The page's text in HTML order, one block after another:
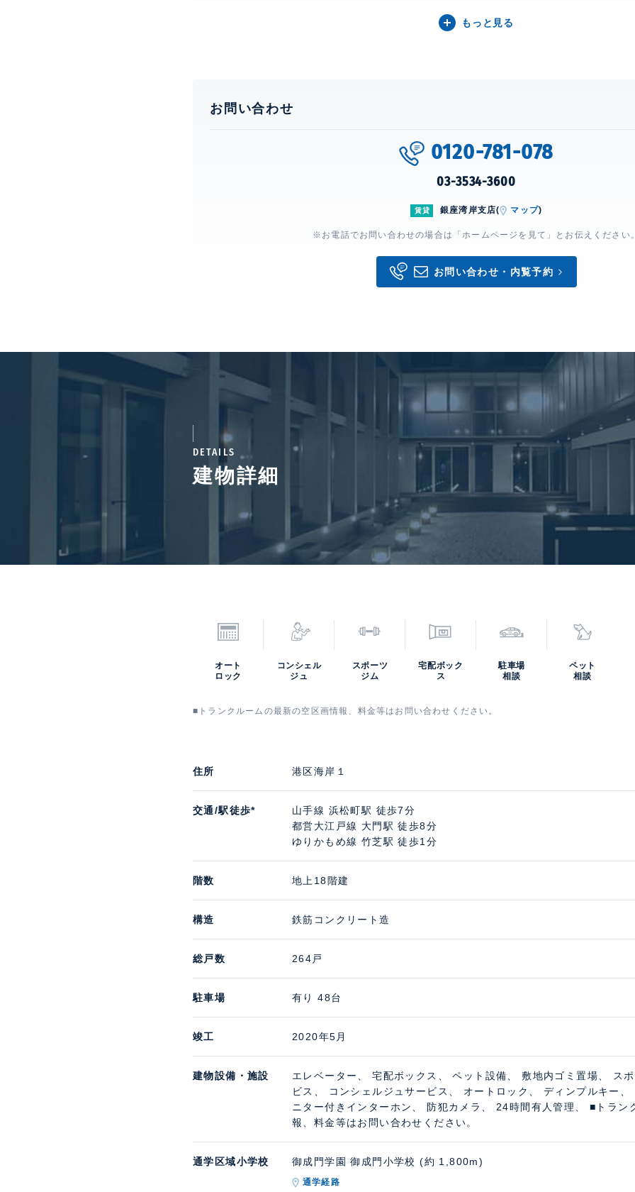
もっと見る
お問い合わせ
0120-781-078
03-3534-3600
賃貸 銀座湾岸支店( マップ)
※お電話でお問い合わせの場合は「ホームページを見て」とお伝えください
お問い合わせ・内覧予約
DETAILS
建物詳細
オート
ロック
コンシェル
ジュ
スポーツ
ジム
宅配ボック
ス
駐車場
相談
ペット
相談
■トランクルームの最新の空区画情報、料金等はお問い合わせください。
住所 港区海岸１
交通/駅徒歩*
山手線 浜松町駅 徒歩7分
都営大江戸線 大門駅 徒歩8分
ゆりかもめ線 竹芝駅 徒歩1分
階数 地上18階建
構造 鉄筋コンクリート造
総戸数 264戸
駐車場 有り 48台
竣工 2020年5月
建物設備・施設
エレベーター、 宅配ボックス、 ペット設備、 敷地内ゴミ置場、 ス
ビス、 コンシェルジュサービス、 オートロック、 ディンプルキー
ニター付きインターホン、 防犯カメラ、 24時間有人管理、 ■トラン
報、料金等はお問い合わせください。
通学区域小学校 御成門学園 御成門小学校 (約 1,800m)
通学経路